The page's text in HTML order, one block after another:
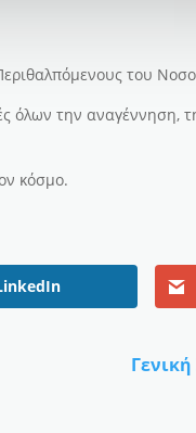
του
όλων την αναγέννηση,
κόσμο.